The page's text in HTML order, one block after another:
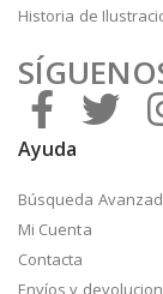
Historia de
Ayuda
Búsqueda
Mi Cuenta
Contacta
Envíos y